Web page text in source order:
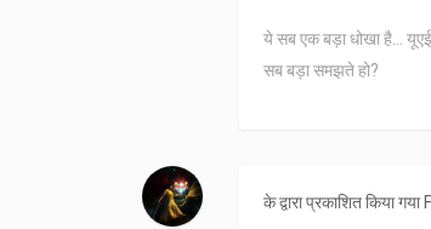
ये सब एक बड़ा धोखा है...
सब बड़ा समझते हो?
के द्वारा प्रकाशित किया गया